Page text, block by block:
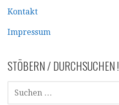
Kontakt
Impressum
STÖBERN / DURCHSUCHEN !
SUCHEN
NACH: